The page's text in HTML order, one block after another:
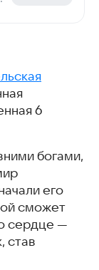
6
богами,
его
сможет
сердце —
став